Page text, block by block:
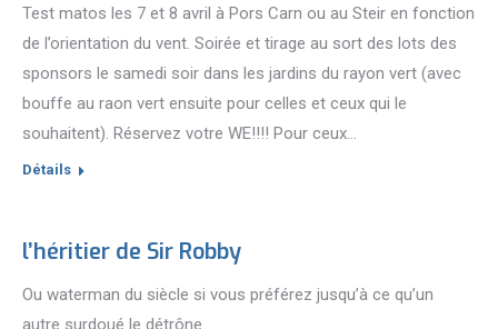
Test matos les 7 et 8 avril à Pors Carn ou au Steir en fonction
de l’orientation du vent. Soirée et tirage au sort des lots des
sponsors le samedi soir dans les jardins du rayon vert (avec
bouffe au raon vert ensuite pour celles et ceux qui le
souhaitent). Réservez votre WE!!!! Pour ceux…
Détails
l’héritier de Sir Robby
Ou waterman du siècle si vous préférez jusqu’à ce qu’un
autre surdoué le détrône.